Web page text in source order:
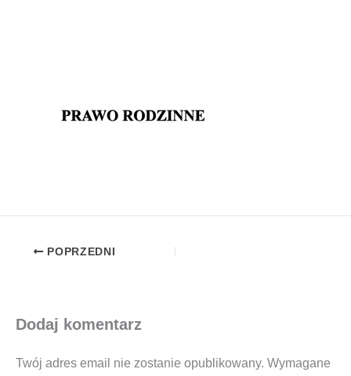
POPRZEDNI
Dodaj komentarz
Twój adres email nie zostanie opublikowany. Wymagane